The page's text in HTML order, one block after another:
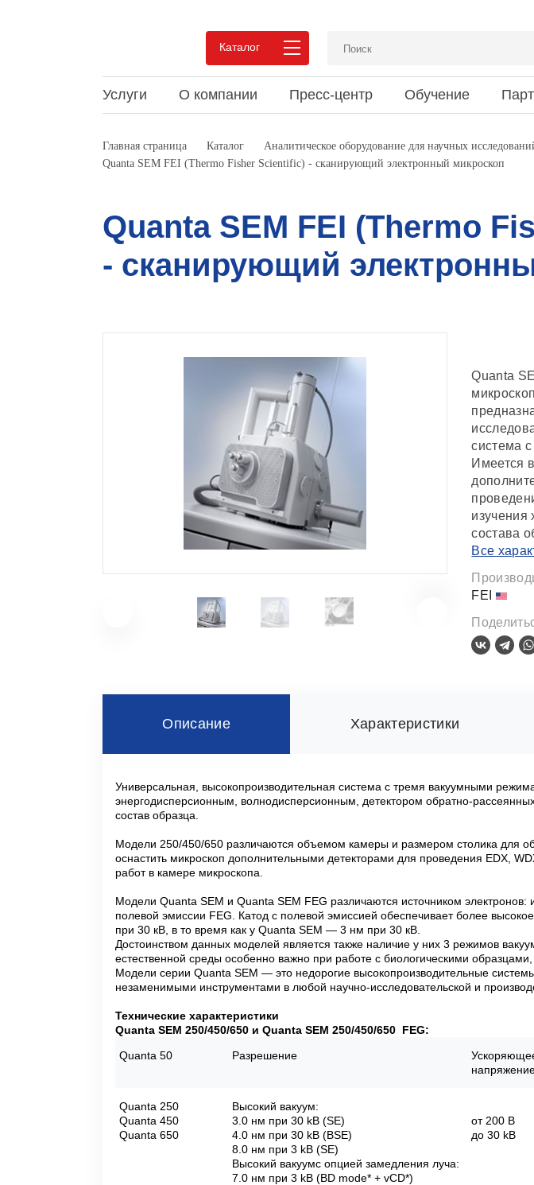
Каталог
Услуги О компании
Преимущества сотрудничества
Pеализованные проекты
Вакансии
Pеквизиты
Пресс-центр
Новости
Мероприятия
Акции и спецпредложения
Выпуски новостей
Обучение
Статьи и обзоры
Видео
Документация
Мероприятия
Главная страница Каталог Аналитическое оборудование для научных
Quanta SEM FEI (Thermo Fisher Scientific) - сканирующий электронный микроскоп
Quanta SEM FEI (Thermo
- сканирующий
Quanta
система
Имеется
изучения
состава
Все
FEI
Описание Характеристики
Универсальная, высокопроизводительная система с тремя вакуумными
энергодисперсионным, волнодисперсионным, детектором обратно-
состав образца.
Модели 250/450/650 различаются объемом камеры и размером столика для
оснастить микроскоп дополнительными детекторами для проведения EDX,
работ в камере микроскопа.
Модели Quanta SEM и Quanta SEM FEG различаются источником
полевой эмиссии FEG. Катод с полевой эмиссией обеспечивает более
при 30 кВ, в то время как y Quanta SEM — 3 нм при 30 кВ.
Достоинством данных моделей является также наличие у них 3 режимов
естественной среды особенно важно при работе с биологическими
Модели серии Quanta SEM — это недорогие высокопроизводительные
незаменимыми инструментами в любой научно-исследовательской и
Технические характеристики
Quanta SEM 250/450/650 и Quanta SEM 250/450/650 FEG:
Quanta 50
Разрешение
Quanta 250
Quanta 450
Quanta 650
Высокий вакуум:
3.0 нм при 30 kВ (SE)
4.0 нм при 30 kВ (BSE)
8.0 нм при 3 kВ (SE)
Высокий вакуумс опцией замедления луча:
7.0 нм при 3 kВ (BD mode* + vCD*)
от 200 В
до 30 kВ